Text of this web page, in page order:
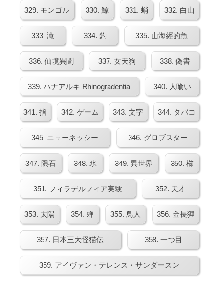
329. モンゴル 330. 鯨 331. 蛸 332. 白山
333. 滝 334. 釣 335. 山海經的魚
336. 仙境異聞 337. 女天狗 338. 偽書
339. ハナアルキ Rhinogradentia 340. 人喰い
341. 指 342. ゲーム 343. 文字 344. タバコ
345. ニューネッシー 346. グロブスター
347. 隕石 348. 氷 349. 異世界 350. 櫛
351. フィラデルフィア実験 352. 天才
353. 太陽 354. 蝉 355. 鳥人 356. 金長狸
357. 日本三大怪猫伝 358. 一つ目
359. アイヴァン・テレンス・サンダースン